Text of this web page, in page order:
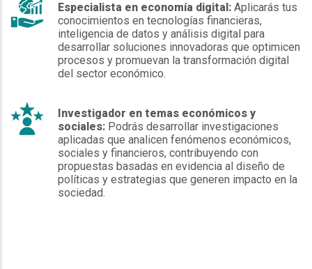
Especialista en economía digital: Aplicarás tus
conocimientos en tecnologías financieras,
inteligencia de datos y análisis digital para
desarrollar soluciones innovadoras que optimicen
procesos y promuevan la transformación digital
del sector económico.
Investigador en temas económicos y
sociales: Podrás desarrollar investigaciones
aplicadas que analicen fenómenos económicos,
sociales y financieros, contribuyendo con
propuestas basadas en evidencia al diseño de
políticas y estrategias que generen impacto en la
sociedad.